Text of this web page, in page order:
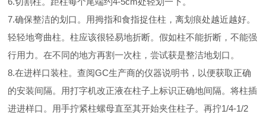
7.确保整洁的划口。用拇指和食指捉住柱，离划痕处越近越好。
轻轻地弯曲柱。柱应该很轻易地折断。假如柱不能折断，不能强
行用力。在不同的地方再割一次柱，尝试获是整洁地划口。
8.在进样口装柱。查阅GC生产商的仪器说明书，以便获取正确
的安装间隔。用打字机改正液在柱子上标识正确地间隔。将柱插
进进样口。用手拧紧柱螺母直至其开始夹住柱子。再拧1/4-1/2